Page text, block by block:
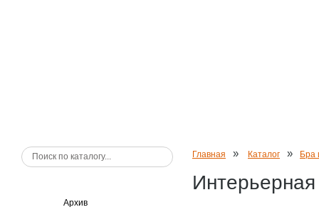
Архив
Главная » Каталог » Бра
Интерьерная